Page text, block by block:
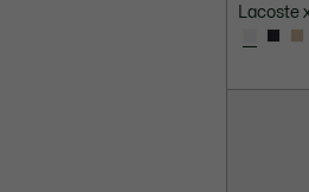
Lacoste